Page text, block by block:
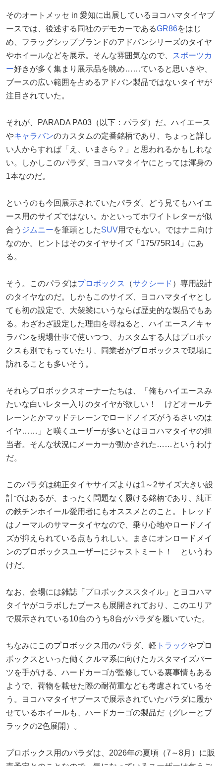
そのオートメッセ in 愛知に出展しているヨコハマタイヤブ
ースでは、後述する同社のデモカーであるGR86をはじ
め、フラッグシップブランドのアドバンシリーズのタイヤ
やホイールなどを展示。そんな雰囲気なので、
スポーツカ
ー好きが多く集まり展示品を眺め……ていると思いきや、
ブースの広い範囲を占めるアドバン製品ではないタイヤが
注目されていた。
それが、PARADA PA03（以下：パラダ）だ。ハイエース
やキャラバンのカスタムの定番銘柄であり、ちょっと詳し
い人からすれば「え、いまさら？」と思われるかもしれな
い。しかしこのパラダ、ヨコハマタイヤにとっては渾身の
1本なのだ。
というのも今回展示されていたパラダ。どう見てもハイエ
ース用のサイズではない。かといってホワイトレターが似
合う ジムニーを筆頭としたSUV用でもない。ではナニ向け
なのか。ヒントはそのタイヤサイズ「175/75R14」にあ
る。
そう。このパラダはプロボックス （サクシード ）専用設計
のタイヤなのだ。しかもこのサイズ、ヨコハマタイヤとし
ても初の設定で、大袈裟にいうならば歴史的な製品でもあ
る。わざわざ設定した理由を尋ねると、ハイエース／キャ
ラバンを現場仕事で使いつつ、カスタムする人はプロボッ
クスも別でもっていたり、同業者がプロボックスで現場に
訪れることも多いそう。
それらプロボックスオーナーたちは、「俺もハイエースみ
たいな白いレター入りのタイヤが欲しい！ けどオールテ
レーンとかマッドテレーンでロードノイズがうるさいのは
イヤ……」と嘆くユーザーが多いとはヨコハマタイヤの担
当者。そんな状況にメーカーが動かされた……というわけ
だ。
このパラダは純正タイヤサイズよりは1～2サイズ大きい設
計ではあるが、まったく問題なく履ける銘柄であり、純正
の鉄チンホイール愛用者にもオススメとのこと。トレッド
はノーマルのサマータイヤなので、乗り心地やロードノイ
ズが抑えられている点もうれしい。まさにオンロードメイ
ンのプロボックスユーザーにジャストミート！ というわ
けだ。
なお、会場には雑誌「プロボックススタイル」とヨコハマ
タイヤがコラボしたブースも展開されており、このエリア
で展示されている10台のうち8台がパラダを履いていた。
ちなみにこのプロボックス用のパラダ、軽 トラックやプロ
ボックスといった働くクルマ系に向けたカスタマイズパー
ツを手がける、ハードカーゴが監修している裏事情もある
ようで、荷物を載せた際の耐荷重なども考慮されているそ
う。ヨコハマタイヤブースで展示されていたパラダに履か
せているホイールも、ハードカーゴの製品だ（グレーとブ
ラックの2色展開）。
プロボックス用のパラダは、2026年の夏頃（7～8月）に販